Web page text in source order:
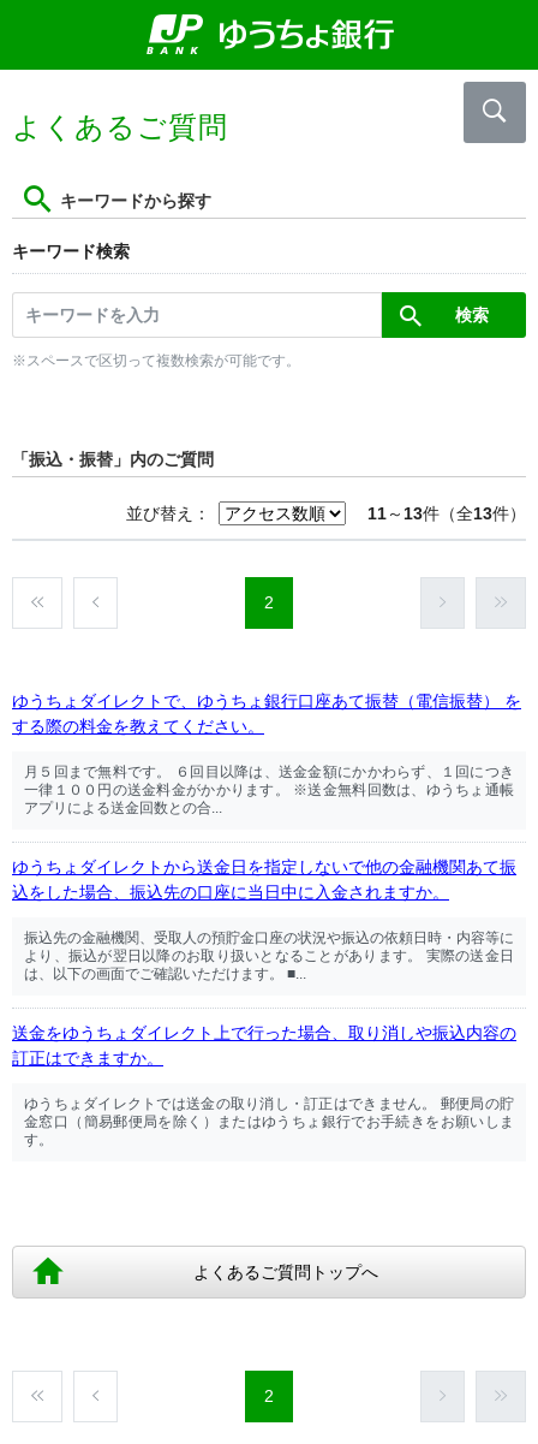
よくあるご質問
キーワードから探す
キーワード検索
※スペースで区切って複数検索が可能です。
「振込・振替」内のご質問
並び替え： 11～ 13件（全13件）
2
ゆうちょダイレクトで、ゆうちょ銀行口座あて振替（電信振替） を
する際の料金を教えてください。
月５回まで無料です。 ６回目以降は、送金金額にかかわらず、１回につき
一律１００円の送金料金がかかります。 ※送金無料回数は、ゆうちょ通帳
アプリによる送金回数との合...
ゆうちょダイレクトから送金日を指定しないで他の金融機関あて振
込をした場合、振込先の口座に当日中に入金されますか。
振込先の金融機関、受取人の預貯金口座の状況や振込の依頼日時・内容等に
より、振込が翌日以降のお取り扱いとなることがあります。 実際の送金日
は、以下の画面でご確認いただけます。 ■...
送金をゆうちょダイレクト上で行った場合、取り消しや振込内容の
訂正はできますか。
ゆうちょダイレクトでは送金の取り消し・訂正はできません。 郵便局の貯
金窓口（簡易郵便局を除く）またはゆうちょ銀行でお手続きをお願いしま
す。
よくあるご質問トップへ
2